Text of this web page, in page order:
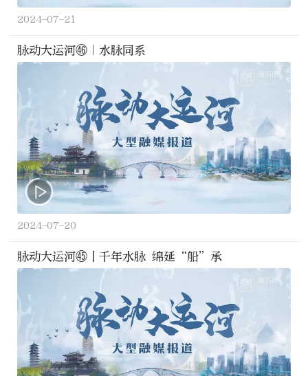
2024-07-21
脉动大运河㊻｜水脉同系
2024-07-20
脉动大运河㊺丨千年水脉 绵延“船”承